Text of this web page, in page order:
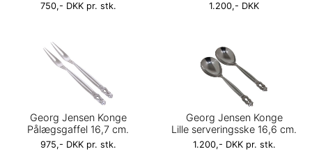
750,- DKK pr. stk. 1.200,- DKK
Georg Jensen Konge
Pålægsgaffel 16,7 cm.
975,- DKK pr. stk.
Georg Jensen Konge
Lille serveringsske 16,6 cm.
1.200,- DKK pr. stk.